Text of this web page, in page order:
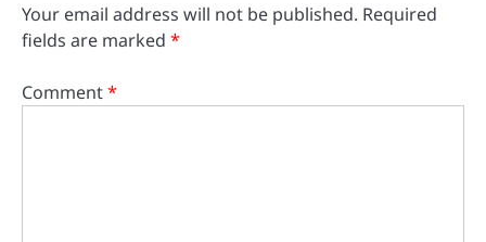
Your email address will not be published. Required
fields are marked *
Comment*